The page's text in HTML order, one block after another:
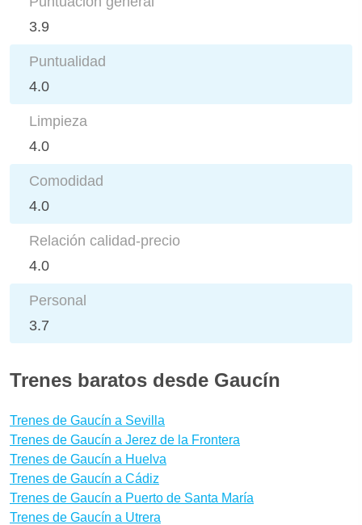
3.9
Puntualidad
4.0
Limpieza
4.0
Comodidad
4.0
Relación calidad-precio
4.0
Personal
3.7
Trenes baratos desde Gaucín
Trenes de Gaucín a Sevilla
Trenes de Gaucín a Jerez de la Frontera
Trenes de Gaucín a Huelva
Trenes de Gaucín a Cádiz
Trenes de Gaucín a Puerto de Santa María
Trenes de Gaucín a Utrera